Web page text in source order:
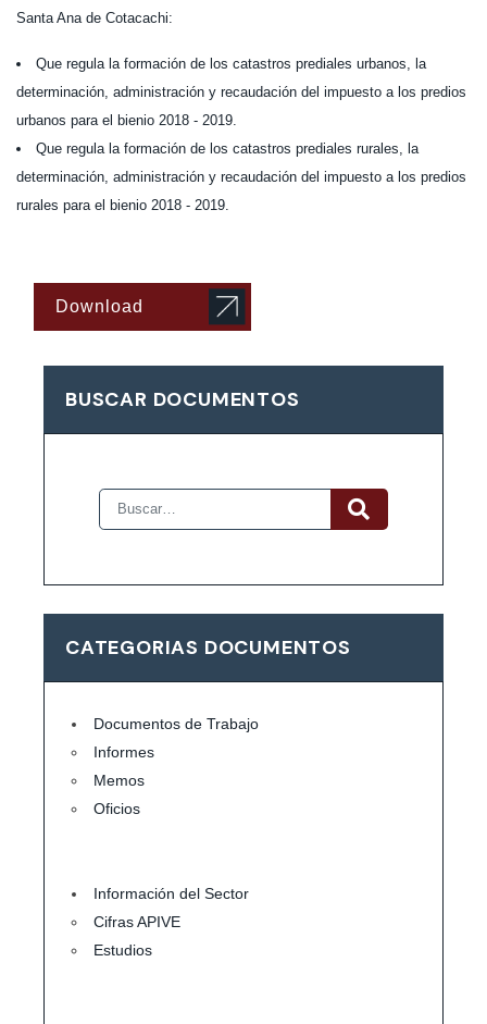
Santa Ana de Cotacachi:
Que regula la formación de los catastros prediales urbanos, la
determinación, administración y recaudación del impuesto a los predios
urbanos para el bienio 2018 - 2019.
Que regula la formación de los catastros prediales rurales, la
determinación, administración y recaudación del impuesto a los predios
rurales para el bienio 2018 - 2019.
Download
BUSCAR DOCUMENTOS
CATEGORIAS DOCUMENTOS
Documentos de Trabajo
Informes
Memos
Oficios
Información del Sector
Cifras APIVE
Estudios